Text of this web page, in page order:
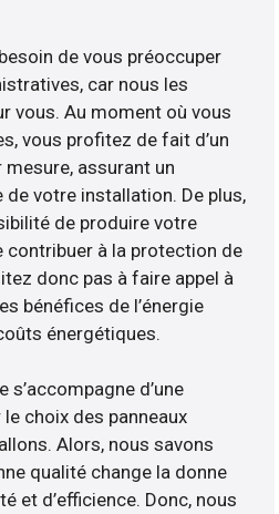
de vous préoccuper
car nous les
vous. Au moment où vous
vous profitez de fait d’un
assurant un
votre installation. De plus,
de produire votre
contribuer à la protection de
donc pas à faire appel à
bénéfices de l’énergie
énergétiques.
d’une
choix des panneaux
Alors, nous savons
qualité change la donne
et d’efficience. Donc, nous